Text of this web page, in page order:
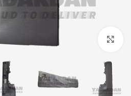
بزرگنمایی تصویر